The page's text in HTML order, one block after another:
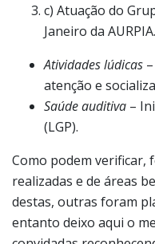
c) Atuação do
Janeiro da AURPIA.
Atividades lúdicas
atenção e
Saúde auditiva –
(LGP).
Como podem verificar,
realizadas e de áreas
destas, outras foram
entanto deixo aqui o